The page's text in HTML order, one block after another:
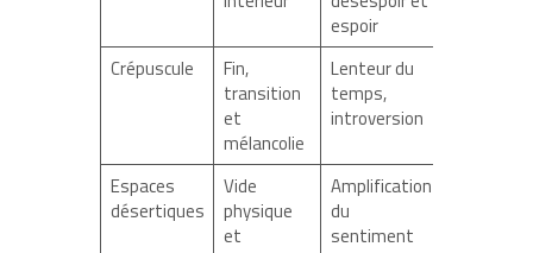
espoir
Crépuscule
Fin,
transition
et
mélancolie
Lenteur du
temps,
introversion
Espaces
désertiques
Vide
physique
et
Amplification
du
sentiment